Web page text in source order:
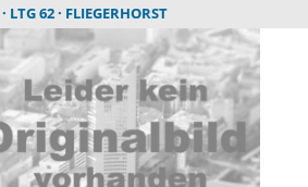
LTG 62 FLIEGERHORST